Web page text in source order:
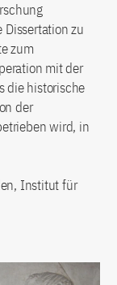
Dissertation zu
zum
mit der
die historische
der
wird, in
Institut für